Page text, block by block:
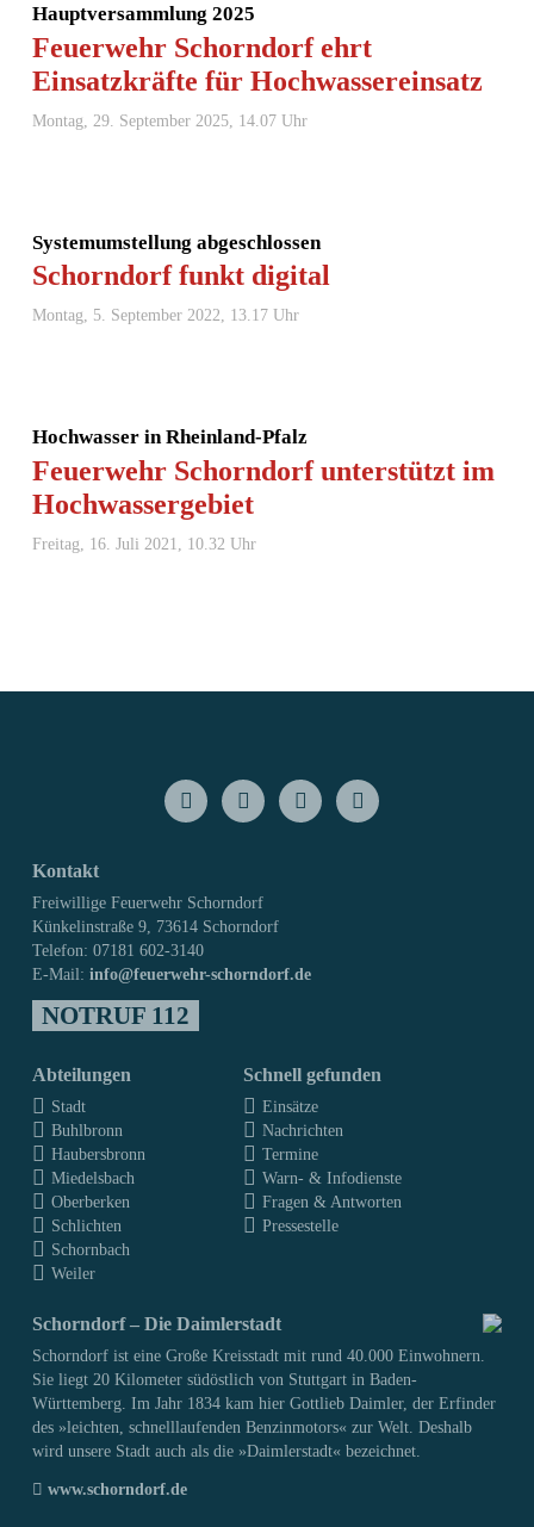
Hauptversammlung 2025
Feuerwehr Schorndorf ehrt
Einsatzkräfte für Hochwassereinsatz
Montag, 29. September 2025, 14.07 Uhr
Systemumstellung abgeschlossen
Schorndorf funkt digital
Montag, 5. September 2022, 13.17 Uhr
Hochwasser in Rheinland-Pfalz
Feuerwehr Schorndorf unterstützt im
Hochwassergebiet
Freitag, 16. Juli 2021, 10.32 Uhr
Kontakt
Freiwillige Feuerwehr Schorndorf
Künkelinstraße 9, 73614 Schorndorf
Telefon: 07181 602-3140
E-Mail:info@feuerwehr-schorndorf.de
NOTRUF 112
Abteilungen
Stadt
Buhlbronn
Haubersbronn
Miedelsbach
Oberberken
Schlichten
Schornbach
Weiler
Schnell gefunden
Einsätze
Nachrichten
Termine
Warn- & Infodienste
Fragen & Antworten
Pressestelle
Schorndorf – Die Daimlerstadt
Schorndorf ist eine Große Kreisstadt mit rund 40.000 Einwohnern.
Sie liegt 20 Kilometer südöstlich von Stuttgart in Baden-
Württemberg. Im Jahr 1834 kam hier Gottlieb Daimler, der Erfinder
des »leichten, schnelllaufenden Benzinmotors« zur Welt. Deshalb
wird unsere Stadt auch als die »Daimlerstadt« bezeichnet.
www.schorndorf.de